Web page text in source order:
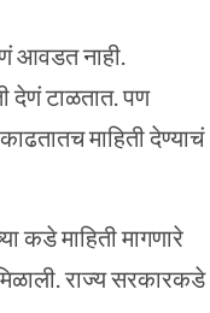
आवडत नाही.
देणं टाळतात. पण
माहिती देण्याचं
कडे माहिती मागणारे
राज्य सरकारकडे